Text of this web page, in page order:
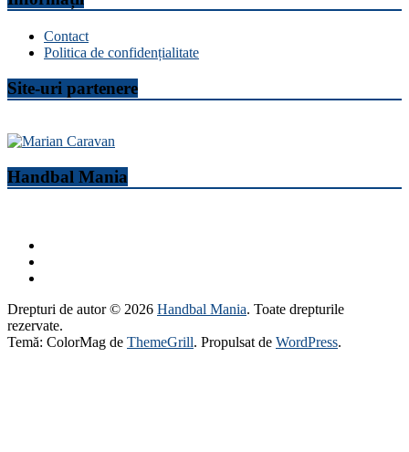
Contact
Politica de confidențialitate
Site-uri partenere
Handbal Mania
Drepturi de autor © 2026 Handbal Mania. Toate drepturile
rezervate.
Temă: ColorMag de ThemeGrill. Propulsat de WordPress.